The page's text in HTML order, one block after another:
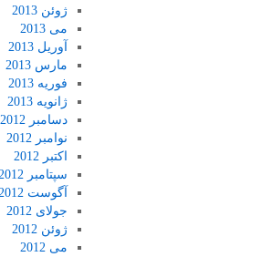
ژوئن 2013
می 2013
آوریل 2013
مارس 2013
فوریه 2013
ژانویه 2013
دسامبر 2012
نوامبر 2012
اکتبر 2012
سپتامبر 2012
آگوست 2012
جولای 2012
ژوئن 2012
می 2012